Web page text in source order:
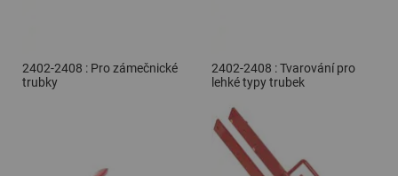
2402-2408 : Pro zámečnické
trubky
2402-2408 : Tvarování pro
lehké typy trubek